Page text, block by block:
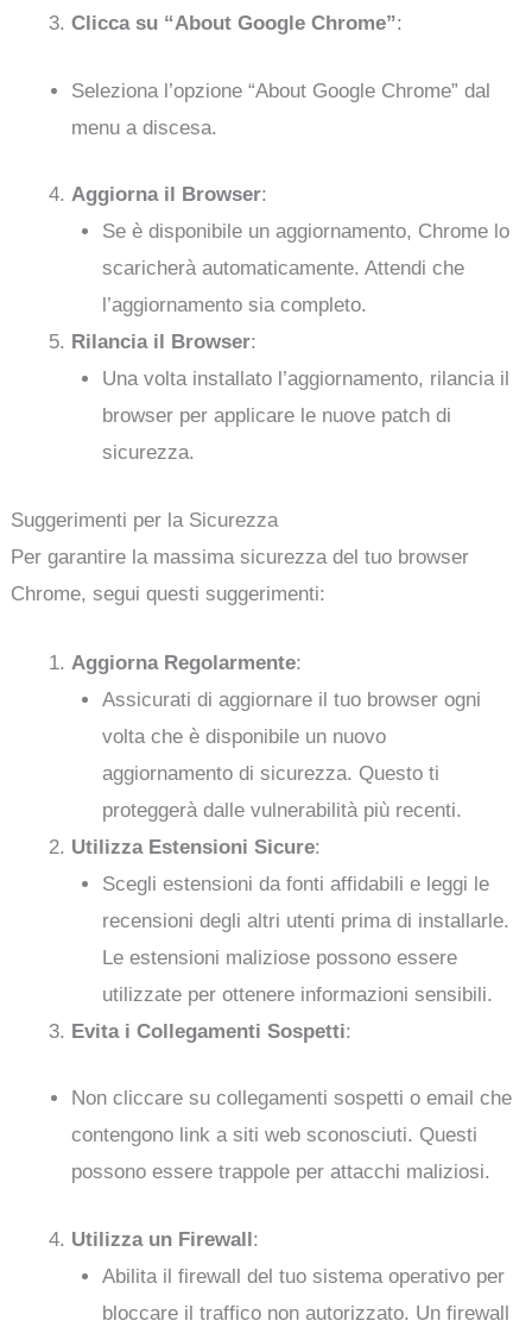
Clicca su “About Google Chrome”:
Seleziona l’opzione “About Google Chrome” dal
menu a discesa.
Aggiorna il Browser:
Se è disponibile un aggiornamento, Chrome lo
scaricherà automaticamente. Attendi che
l’aggiornamento sia completo.
Rilancia il Browser:
Una volta installato l’aggiornamento, rilancia il
browser per applicare le nuove patch di
sicurezza.
Suggerimenti per la Sicurezza
Per garantire la massima sicurezza del tuo browser
Chrome, segui questi suggerimenti:
Aggiorna Regolarmente:
Assicurati di aggiornare il tuo browser ogni
volta che è disponibile un nuovo
aggiornamento di sicurezza. Questo ti
proteggerà dalle vulnerabilità più recenti.
Utilizza Estensioni Sicure:
Scegli estensioni da fonti affidabili e leggi le
recensioni degli altri utenti prima di installarle.
Le estensioni maliziose possono essere
utilizzate per ottenere informazioni sensibili.
Evita i Collegamenti Sospetti:
Non cliccare su collegamenti sospetti o email che
contengono link a siti web sconosciuti. Questi
possono essere trappole per attacchi maliziosi.
Utilizza un Firewall:
Abilita il firewall del tuo sistema operativo per
bloccare il traffico non autorizzato. Un firewall